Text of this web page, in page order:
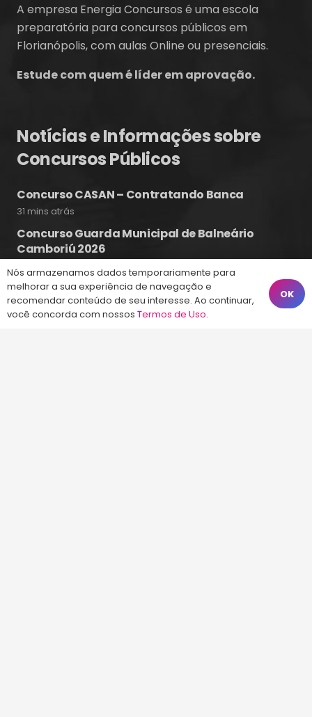
A empresa Energia Concursos é uma escola
preparatória para concursos públicos em
Florianópolis, com aulas Online ou presenciais.
Estude com quem é líder em aprovação.
Notícias e Informações sobre
Concursos Públicos
Concurso CASAN – Contratando Banca
31 mins atrás
Concurso Guarda Municipal de Balneário
Camboriú 2026
Hoje às 10:17
Concursos SC – Editais abertos
26 jul às 16:58
Nós armazenamos dados temporariamente para
melhorar a sua experiência de navegação e
recomendar conteúdo de seu interesse. Ao continuar,
você concorda com nossos Termos de Uso.
OK